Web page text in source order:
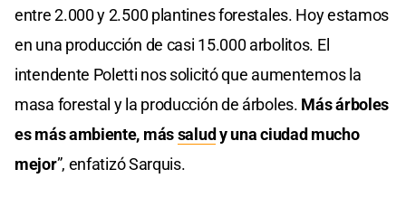
entre 2.000 y 2.500 plantines forestales. Hoy estamos
en una producción de casi 15.000 arbolitos. El
intendente Poletti nos solicitó que aumentemos la
masa forestal y la producción de árboles. Más árboles
es más ambiente, mássalud y una ciudad mucho
mejor”, enfatizó Sarquis.